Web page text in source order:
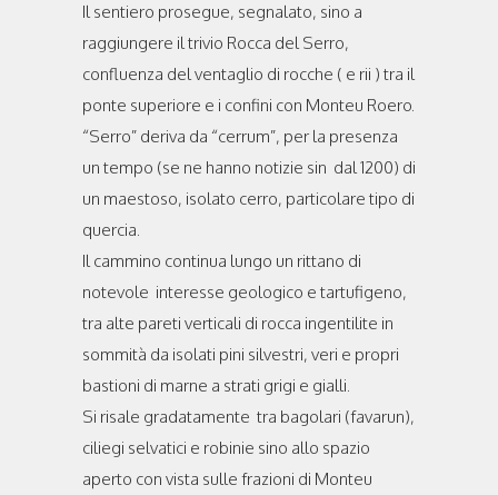
Il sentiero prosegue, segnalato, sino a
raggiungere il trivio Rocca del Serro,
confluenza del ventaglio di rocche ( e rii ) tra il
ponte superiore e i confini con Monteu Roero.
“Serro” deriva da “cerrum”, per la presenza
un tempo (se ne hanno notizie sin dal 1200) di
un maestoso, isolato cerro, particolare tipo di
quercia.
Il cammino continua lungo un rittano di
notevole interesse geologico e tartufigeno,
tra alte pareti verticali di rocca ingentilite in
sommità da isolati pini silvestri, veri e propri
bastioni di marne a strati grigi e gialli.
Si risale gradatamente tra bagolari (favarun),
ciliegi selvatici e robinie sino allo spazio
aperto con vista sulle frazioni di Monteu